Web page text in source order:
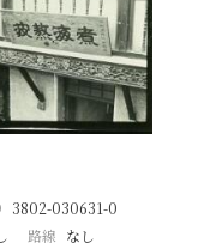
3802-030631-0
路線 なし